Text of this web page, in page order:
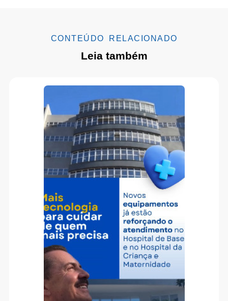
CONTEÚDO RELACIONADO
Leia também